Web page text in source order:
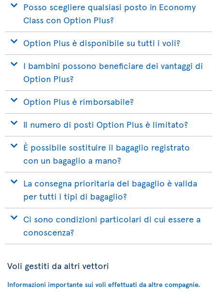
Posso scegliere qualsiasi posto in Economy
Class con Option Plus?
Option Plus è disponibile su tutti i voli?
I bambini possono beneficiare dei vantaggi di
Option Plus?
Option Plus è rimborsabile?
Il numero di posti Option Plus è limitato?
È possibile sostituire il bagaglio registrato
con un bagaglio a mano?
La consegna prioritaria del bagaglio è valida
per tutti i tipi di bagaglio?
Ci sono condizioni particolari di cui essere a
conoscenza?
Voli gestiti da altri vettori
Informazioni importante sui voli effettuati da altre compagnie.